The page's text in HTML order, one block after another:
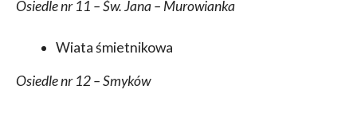
Osiedle nr 11 – Św. Jana – Murowianka
Wiata śmietnikowa
Osiedle nr 12 – Smyków